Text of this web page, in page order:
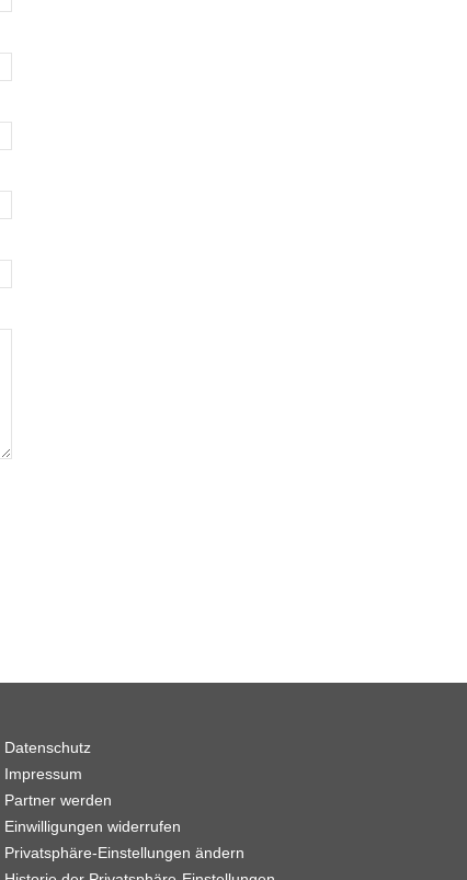
Datenschutz
Impressum
Partner werden
Einwilligungen widerrufen
Privatsphäre-Einstellungen ändern